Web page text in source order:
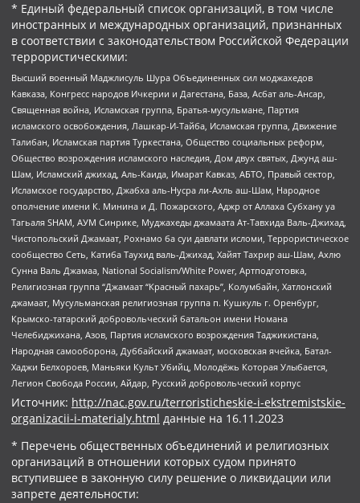
* Единый федеральный список организаций, в том числе
иностранных и международных организаций, признанных
в соответствии с законодательством Российской Федерации
террористическими:
Высший военный Маджлисуль Шура Объединенных сил моджахедов
Кавказа, Конгресс народов Ичкерии и Дагестана, База, Асбат аль-Ансар,
Священная война, Исламская группа, Братья-мусульмане, Партия
исламского освобождения, Лашкар-И-Тайба, Исламская группа, Движение
Талибан, Исламская партия Туркестана, Общество социальных реформ,
Общество возрождения исламского наследия, Дом двух святых, Джунд аш-
Шам, Исламский джихад, Аль-Каида, Имарат Кавказ, АБТО, Правый сектор,
Исламское государство, Джабха аль-Нусра ли-Ахль аш-Шам, Народное
ополчение имени К. Минина и Д. Пожарского, Аджр от Аллаха Субхану уа
Тагьаля SHAM, АУМ Синрике, Муджахеды джамаата Ат-Тавхида Валь-Джихад,
Чистопольский Джамаат, Рохнамо ба суи давлати исломи, Террористическое
сообщество Сеть, Катиба Таухид валь-Джихад, Хайят Тахрир аш-Шам, Ахлю
Сунна Валь Джамаа, National Socialism/White Power, Артподготовка,
Религиозная группа “Джамаат “Красный пахарь”, Колумбайн, Хатлонский
джамаат, Мусульманская религиозная группа п. Кушкуль г. Оренбург,
Крымско-татарский добровольческий батальон имени Номана
Челебиджихана, Азов, Партия исламского возрождения Таджикистана,
Народная самооборона, Дуббайский джамаат, московская ячейка, Батал-
Хаджи Белхороев, Маньяки Культ Убийц, Молодёжь Которая Улыбается,
Легион Свобода России, Айдар, Русский добровольческий корпус
Источник: http://nac.gov.ru/terroristicheskie-i-ekstremistskie-
organizacii-i-materialy.html данные на 16.11.2023
* Перечень общественных объединений и религиозных
организаций в отношении которых судом принято
вступившее в законную силу решение о ликвидации или
запрете деятельности: